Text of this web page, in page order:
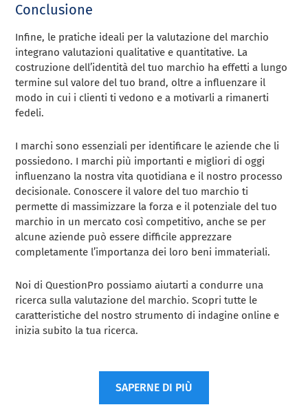
Conclusione
Infine, le pratiche ideali per la valutazione del marchio
integrano valutazioni qualitative e quantitative. La
costruzione dell’identità del tuo marchio ha effetti a lungo
termine sul valore del tuo brand, oltre a influenzare il
modo in cui i clienti ti vedono e a motivarli a rimanerti
fedeli.
I marchi sono essenziali per identificare le aziende che li
possiedono. I marchi più importanti e migliori di oggi
influenzano la nostra vita quotidiana e il nostro processo
decisionale. Conoscere il valore del tuo marchio ti
permette di massimizzare la forza e il potenziale del tuo
marchio in un mercato così competitivo, anche se per
alcune aziende può essere difficile apprezzare
completamente l’importanza dei loro beni immateriali.
Noi di QuestionPro possiamo aiutarti a condurre una
ricerca sulla valutazione del marchio. Scopri tutte le
caratteristiche del nostro strumento di indagine online e
inizia subito la tua ricerca.
SAPERNE DI PIÙ